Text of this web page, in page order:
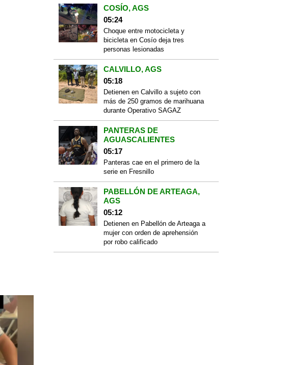
COSÍO, AGS
05:24
Choque entre motocicleta y
bicicleta en Cosío deja tres
personas lesionadas
CALVILLO, AGS
05:18
Detienen en Calvillo a sujeto con
más de 250 gramos de marihuana
durante Operativo SAGAZ
PANTERAS DE
AGUASCALIENTES
05:17
Panteras cae en el primero de la
serie en Fresnillo
PABELLÓN DE ARTEAGA,
AGS
05:12
Detienen en Pabellón de Arteaga a
mujer con orden de aprehensión
por robo calificado